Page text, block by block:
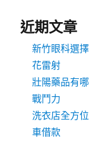
近期文章
新竹眼科選
花雷射
壯陽藥品有
戰鬥力
洗衣店全方
車借款